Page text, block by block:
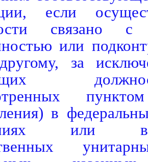
если
связано с
или
за
в
или в